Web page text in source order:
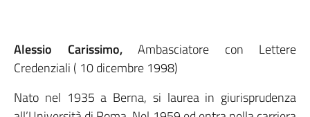
Alessio Carissimo, Ambasciatore con Lettere
Credenziali ( 10 dicembre 1998)
Nato nel 1935 a Berna, si laurea in giurisprudenza